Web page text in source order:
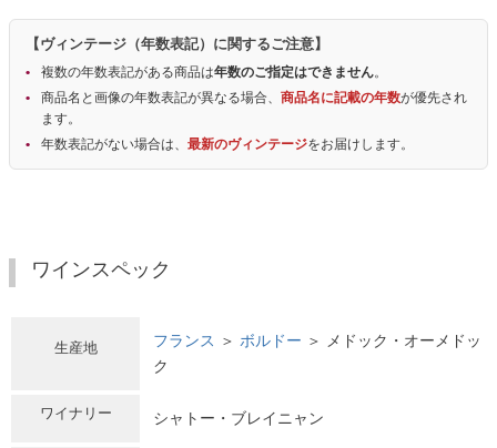
【ヴィンテージ（年数表記）に関するご注意】
複数の年数表記がある商品は年数のご指定はできません。
商品名と画像の年数表記が異なる場合、 商品名に記載の年数が優先され
ます。
年数表記がない場合は、 最新のヴィンテージをお届けします。
ワインスペック
生産地 フランス ＞ ボルドー ＞ メドック・オーメドッ
ク
ワイナリー シャトー・ブレイニャン